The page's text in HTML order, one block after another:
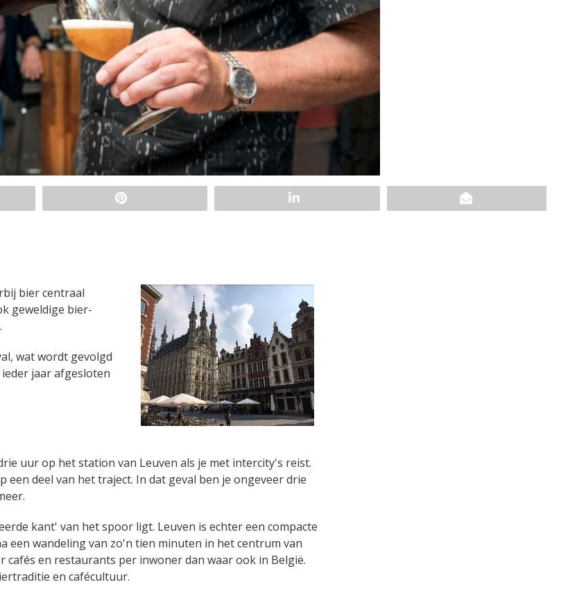
bier centraal
geweldige bier-
wat wordt gevolgd
jaar afgesloten
uur op het station van Leuven als je met intercity's reist.
deel van het traject. In dat geval ben je ongeveer drie
kant' van het spoor ligt. Leuven is echter een compacte
een wandeling van zo'n tien minuten in het centrum van
en restaurants per inwoner dan waar ook in België.
en cafécultuur.